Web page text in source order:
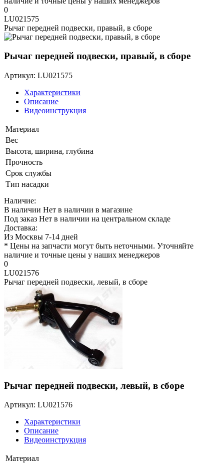
0
LU021575
Рычаг передней подвески, правый, в сборе
Рычаг передней подвески, правый, в сборе
Артикул: LU021575
Характеристики
Описание
Видеоинструкция
Материал
Вес
Высота, ширина, глубина
Прочность
Срок службы
Тип насадки
Наличие:
В наличии Нет в наличии в магазине
Под заказ Нет в наличии на центральном складе
Доставка:
Из Москвы 7-14 дней
* Цены на запчасти могут быть неточными. Уточняйте
наличие и точные цены у наших менеджеров
0
LU021576
Рычаг передней подвески, левый, в сборе
Рычаг передней подвески, левый, в сборе
Артикул: LU021576
Характеристики
Описание
Видеоинструкция
Материал